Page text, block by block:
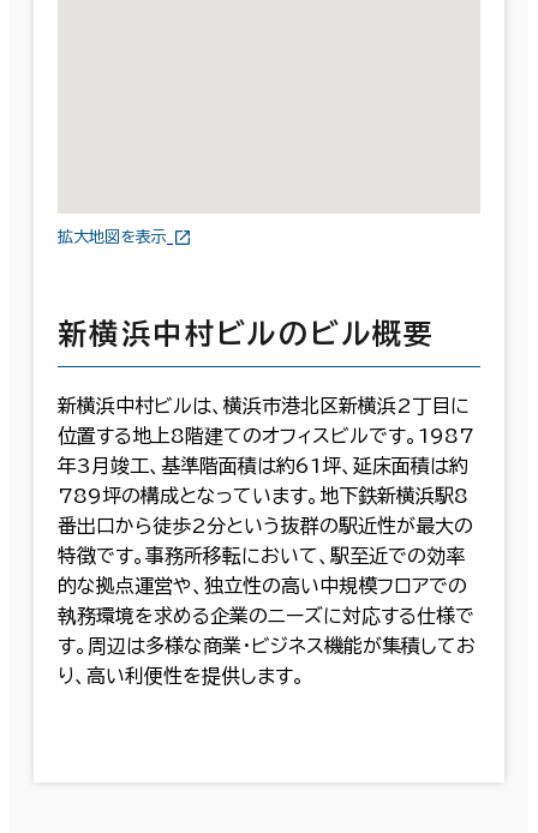
拡大地図を表示
新横浜中村ビルのビル概要
新横浜中村ビルは、横浜市港北区新横浜2丁目に
位置する地上8階建てのオフィスビルです。1987
年3月竣工、基準階面積は約61坪、延床面積は約
789坪の構成となっています。地下鉄新横浜駅8
番出口から徒歩2分という抜群の駅近性が最大の
特徴です。事務所移転において、駅至近での効率
的な拠点運営や、独立性の高い中規模フロアでの
執務環境を求める企業のニーズに対応する仕様で
す。周辺は多様な商業・ビジネス機能が集積してお
り、高い利便性を提供します。